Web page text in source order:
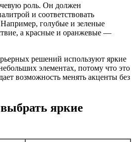
роль. Он должен
и соответствовать
голубые и зеленые
а красные и оранжевые —
решений используют яркие
элементах, потому что это
возможность менять акценты без
яркие